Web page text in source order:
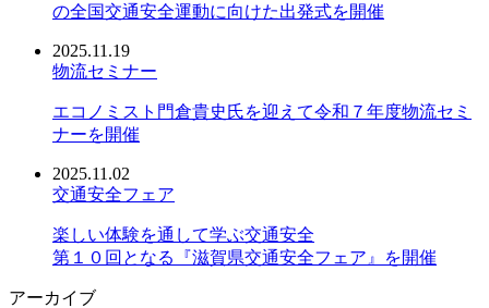
の全国交通安全運動に向けた出発式を開催
2025.11.19
物流セミナー
エコノミスト門倉貴史氏を迎えて令和７年度物流セミ
ナーを開催
2025.11.02
交通安全フェア
楽しい体験を通して学ぶ交通安全
第１０回となる『滋賀県交通安全フェア』を開催
アーカイブ